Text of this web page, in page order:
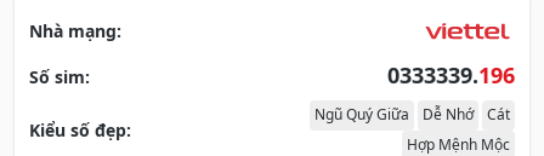
Nhà mạng:
Số sim:
0333339.196
Kiểu số đẹp:
Ngũ Quý Giữa Dễ Nhớ
Cát
Hợp Mệnh Mộc